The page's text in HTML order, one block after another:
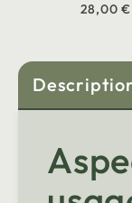
28,00 €